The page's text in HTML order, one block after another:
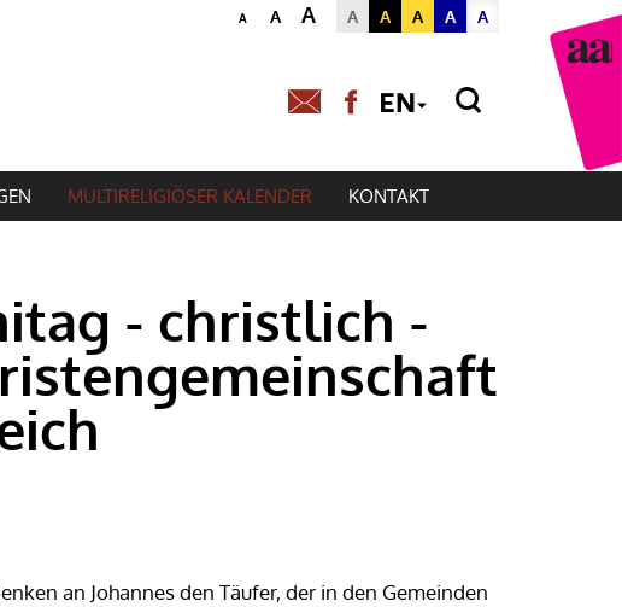
A A A A A A A A
MULTIRELIGIÖSER KALENDER KONTAKT
- christlich -
an Johannes den Täufer, der in den Gemeinden